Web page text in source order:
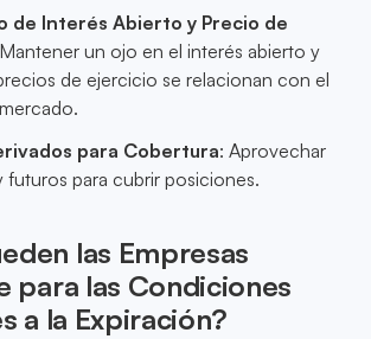
de Interés Abierto y Precio de
un ojo en el interés abierto y
de ejercicio se relacionan con el
para Cobertura: Aprovechar
futuros para cubrir posiciones.
las Empresas
para las Condiciones
a la Expiración?